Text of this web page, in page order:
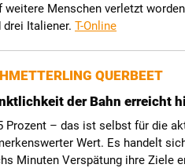
weitere Menschen verletzt
drei Italiener. T-Online
QUERBEET
der Bahn erreicht
Prozent – das ist selbst für die
Wert. Es handelt
Minuten Verspätung ihre Ziele